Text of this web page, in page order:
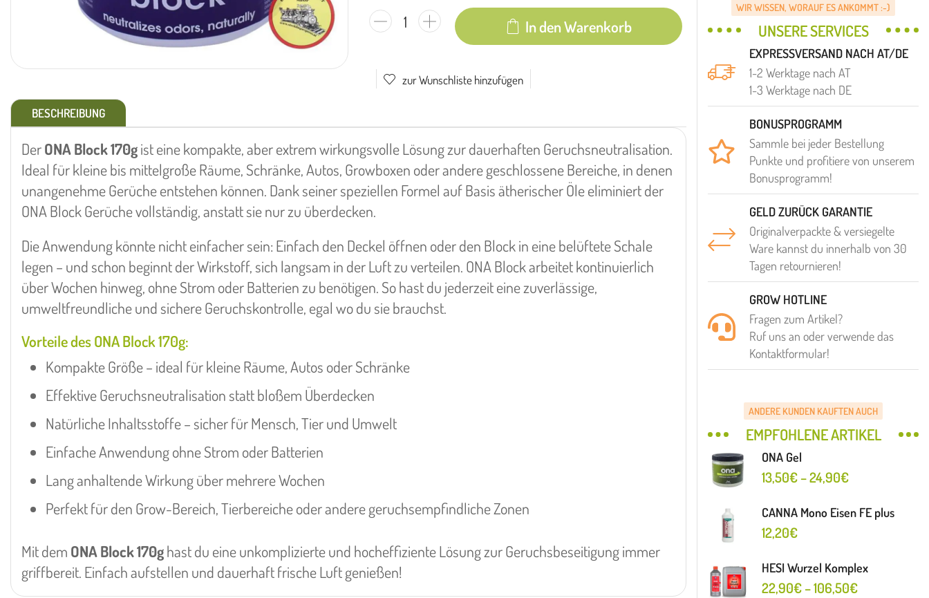
In den Warenkorb
zur Wunschliste hinzufügen
BESCHREIBUNG
DerONA Block 170gist eine kompakte, aber extrem wirkungsvolle Lösung zur dauerhaften Geruchsneutralisation.
Ideal für kleine bis mittelgroße Räume, Schränke, Autos, Growboxen oder andere geschlossene Bereiche, in denen
unangenehme Gerüche entstehen können. Dank seiner speziellen Formel auf Basis ätherischer Öle eliminiert der
ONA Block Gerüche vollständig, anstatt sie nur zu überdecken.
Die Anwendung könnte nicht einfacher sein: Einfach den Deckel öffnen oder den Block in eine belüftete Schale
legen – und schon beginnt der Wirkstoff, sich langsam in der Luft zu verteilen. ONA Block arbeitet kontinuierlich
über Wochen hinweg, ohne Strom oder Batterien zu benötigen. So hast du jederzeit eine zuverlässige,
umweltfreundliche und sichere Geruchskontrolle, egal wo du sie brauchst.
Vorteile des ONA Block 170g:
Kompakte Größe – ideal für kleine Räume, Autos oder Schränke
Effektive Geruchsneutralisation statt bloßem Überdecken
Natürliche Inhaltsstoffe – sicher für Mensch, Tier und Umwelt
Einfache Anwendung ohne Strom oder Batterien
Lang anhaltende Wirkung über mehrere Wochen
Perfekt für den Grow-Bereich, Tierbereiche oder andere geruchsempfindliche Zonen
Mit dem ONA Block 170ghast du eine unkomplizierte und hocheffiziente Lösung zur Geruchsbeseitigung immer
griffbereit. Einfach aufstellen und dauerhaft frische Luft genießen!
WIR WISSEN, WORAUF ES ANKOMMT :-)
UNSERE SERVICES
EXPRESSVERSAND NACH AT/DE
1-2 Werktage nach AT
1-3 Werktage nach DE
BONUSPROGRAMM
Sammle bei jeder Bestellung
Punkte und profitiere von unserem
Bonusprogramm!
GELD ZURÜCK GARANTIE
Originalverpackte & versiegelte
Ware kannst du innerhalb von 30
Tagen retournieren!
GROW HOTLINE
Fragen zum Artikel?
Ruf uns an oder verwende das
Kontaktformular!
ANDERE KUNDEN KAUFTEN AUCH
EMPFOHLENE ARTIKEL
ONA Gel
13,50€–24,90€
CANNA Mono Eisen FE plus
12,20€
HESI Wurzel Komplex
22,90€–106,50€